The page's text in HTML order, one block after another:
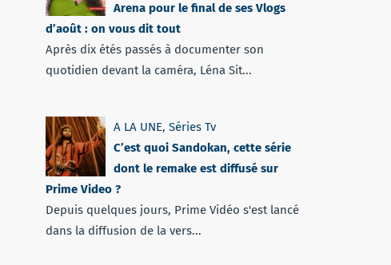
Arena pour le final de ses Vlogs
d’août : on vous dit tout
Après dix étés passés à documenter son
quotidien devant la caméra, Léna Sit...
A LA UNE, Séries Tv
C’est quoi Sandokan, cette série
dont le remake est diffusé sur
Prime Video ?
Depuis quelques jours, Prime Vidéo s'est lancé
dans la diffusion de la vers...